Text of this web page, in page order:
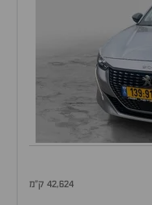
42,624 ק"מ